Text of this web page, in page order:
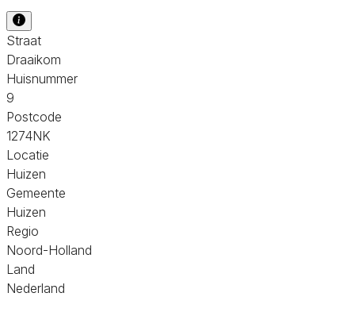
Straat
Draaikom
Huisnummer
9
Postcode
1274NK
Locatie
Huizen
Gemeente
Huizen
Regio
Noord-Holland
Land
Nederland